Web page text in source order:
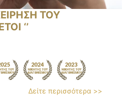
ΤΟΥ
‘’
Δείτε περισσότερα >>